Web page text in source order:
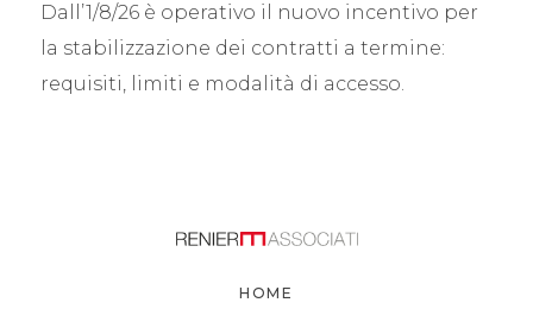
Dall’1/8/26 è operativo il nuovo incentivo per
la stabilizzazione dei contratti a termine:
requisiti, limiti e modalità di accesso.
HOME